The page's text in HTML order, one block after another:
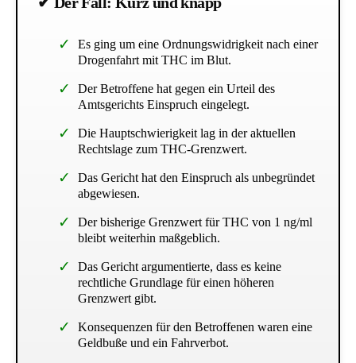
Es ging um eine Ordnungswidrigkeit nach einer
Drogenfahrt mit THC im Blut.
Der Betroffene hat gegen ein Urteil des
Amtsgerichts Einspruch eingelegt.
Die Hauptschwierigkeit lag in der aktuellen
Rechtslage zum THC-Grenzwert.
Das Gericht hat den Einspruch als unbegründet
abgewiesen.
Der bisherige Grenzwert für THC von 1 ng/ml
bleibt weiterhin maßgeblich.
Das Gericht argumentierte, dass es keine
rechtliche Grundlage für einen höheren
Grenzwert gibt.
Konsequenzen für den Betroffenen waren eine
Geldbuße und ein Fahrverbot.